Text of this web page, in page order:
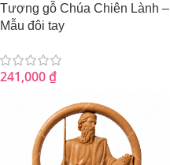
Tượng gỗ Chúa Chiên Lành –
Mẫu đôi tay
241,000₫